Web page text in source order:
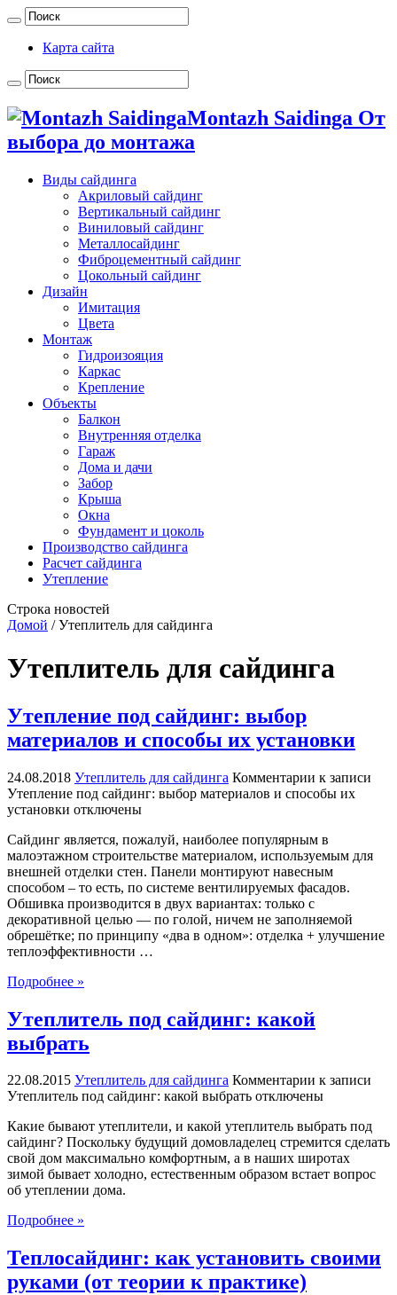
Карта сайта
Montazh Saidinga От
выбора до монтажа
Виды сайдинга
Акриловый сайдинг
Вертикальный сайдинг
Виниловый сайдинг
Металлосайдинг
Фиброцементный сайдинг
Цокольный сайдинг
Дизайн
Имитация
Цвета
Монтаж
Гидроизояция
Каркас
Крепление
Объекты
Балкон
Внутренняя отделка
Гараж
Дома и дачи
Забор
Крыша
Окна
Фундамент и цоколь
Производство сайдинга
Расчет сайдинга
Утепление
Строка новостей
Домой / Утеплитель для сайдинга
Утеплитель для сайдинга
Утепление под сайдинг: выбор
материалов и способы их установки
24.08.2018 Утеплитель для сайдинга Комментарии к записи
Утепление под сайдинг: выбор материалов и способы их
установки отключены
Сайдинг является, пожалуй, наиболее популярным в
малоэтажном строительстве материалом, используемым для
внешней отделки стен. Панели монтируют навесным
способом – то есть, по системе вентилируемых фасадов.
Обшивка производится в двух вариантах: только с
декоративной целью — по голой, ничем не заполняемой
обрешётке; по принципу «два в одном»: отделка + улучшение
теплоэффективности …
Подробнее »
Утеплитель под сайдинг: какой
выбрать
22.08.2015 Утеплитель для сайдинга Комментарии к записи
Утеплитель под сайдинг: какой выбрать отключены
Какие бывают утеплители, и какой утеплитель выбрать под
сайдинг? Поскольку будущий домовладелец стремится сделать
свой дом максимально комфортным, а в наших широтах
зимой бывает холодно, естественным образом встает вопрос
об утеплении дома.
Подробнее »
Теплосайдинг: как установить своими
руками (от теории к практике)